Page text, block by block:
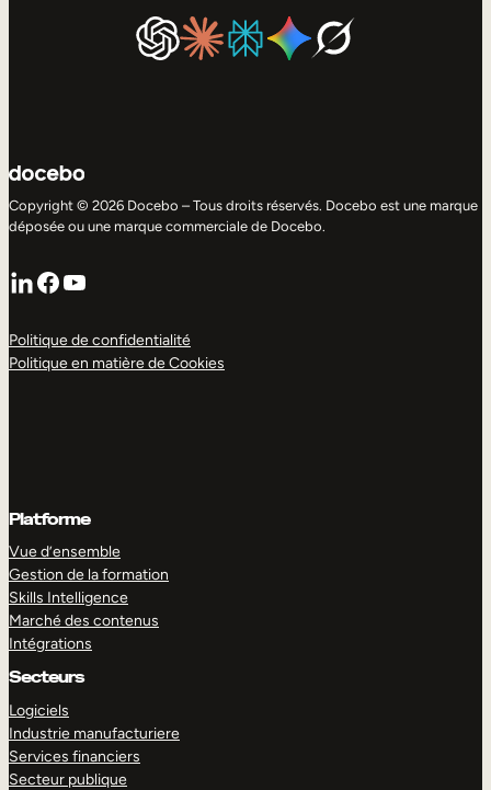
Copyright © 2026 Docebo – Tous droits réservés. Docebo est une marque
déposée ou une marque commerciale de Docebo.
LinkedIn
Facebook
YouTube
Politique de confidentialité
Politique en matière de Cookies
Platforme
Vue d’ensemble
Gestion de la formation
Skills Intelligence
Marché des contenus
Intégrations
Secteurs
Logiciels
Industrie manufacturiere
Services financiers
Secteur publique